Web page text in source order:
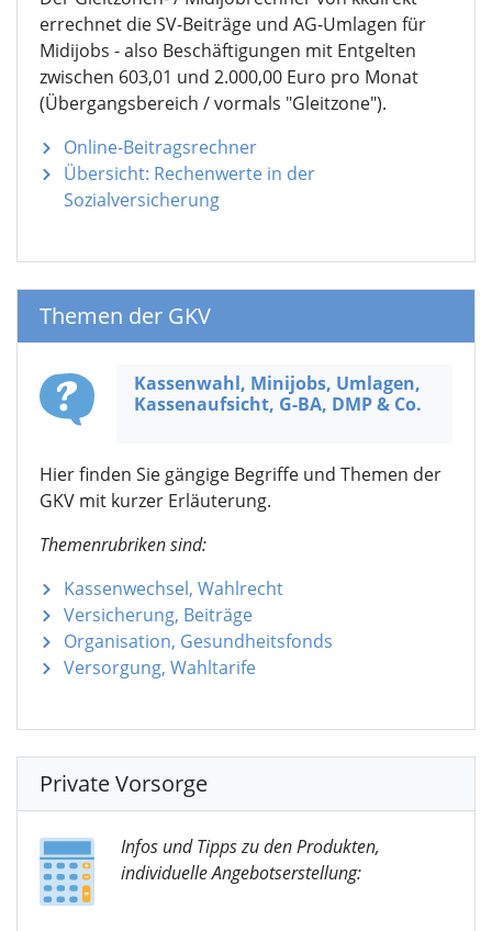
errechnet die SV-Beiträge und AG-Umlagen für
Midijobs - also Beschäftigungen mit Entgelten
zwischen 603,01 und 2.000,00 Euro pro Monat
(Übergangsbereich / vormals "Gleitzone").
Online-Beitragsrechner
Übersicht: Rechenwerte in der
Sozialversicherung
Themen der GKV
Kassenwahl, Minijobs, Umlagen,
Kassen­aufsicht, G-BA, DMP & Co.
Hier finden Sie gängige Begriffe und Themen der
GKV mit kurzer Erläuterung.
Themenrubriken sind:
Kassenwechsel, Wahlrecht
Versicherung, Beiträge
Organisation, Gesundheitsfonds
Versorgung, Wahltarife
Private Vorsorge
Infos und Tipps zu den Produkten,
individuelle Angebotserstellung: